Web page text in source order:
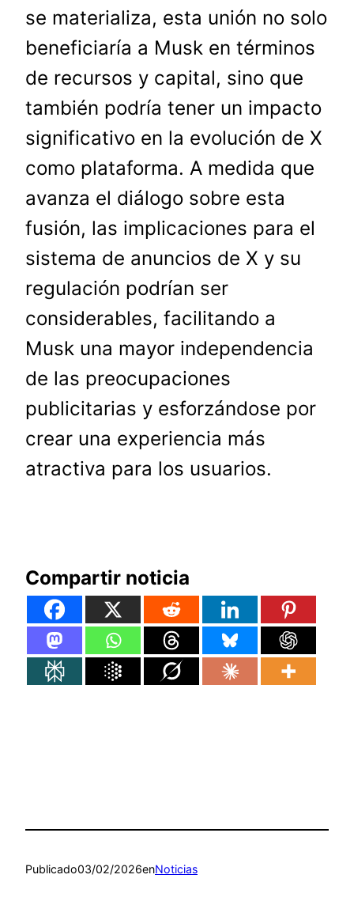
se materializa, esta unión no solo
beneficiaría a Musk en términos
de recursos y capital, sino que
también podría tener un impacto
significativo en la evolución de X
como plataforma. A medida que
avanza el diálogo sobre esta
fusión, las implicaciones para el
sistema de anuncios de X y su
regulación podrían ser
considerables, facilitando a
Musk una mayor independencia
de las preocupaciones
publicitarias y esforzándose por
crear una experiencia más
atractiva para los usuarios.
Compartir noticia
Publicado03/02/2026enNoticias